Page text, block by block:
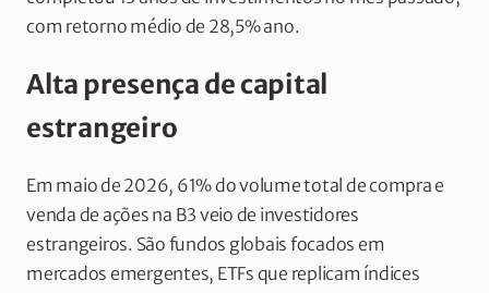
com retorno médio de 28,5% ano.
Alta presença de capital
estrangeiro
Em maio de 2026, 61% do volume total de compra e
venda de ações na B3 veio de investidores
estrangeiros. São fundos globais focados em
mercados emergentes, ETFs que replicam índices